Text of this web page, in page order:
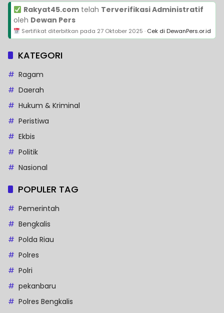
Rakyat45.comtelah Terverifikasi Administratif
oleh Dewan Pers
Sertifikat diterbitkan pada 27 Oktober 2025 · Cek di DewanPers.or.id
KATEGORI
Ragam
Daerah
Hukum & Kriminal
Peristiwa
Ekbis
Politik
Nasional
POPULER TAG
Pemerintah
Bengkalis
Polda Riau
Polres
Polri
pekanbaru
Polres Bengkalis